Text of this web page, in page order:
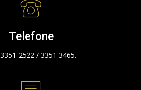
Telefone
2522 / 3351-3465.